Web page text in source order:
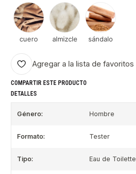
cuero almizcle sándalo
Agregar a la lista de favoritos
COMPARTIR ESTE PRODUCTO
DETALLES
Género: Hombre
Formato: Tester
Tipo: Eau de Toilette